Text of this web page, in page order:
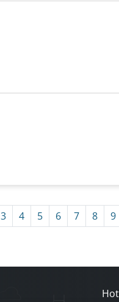
3 4 5 6 7 8 9